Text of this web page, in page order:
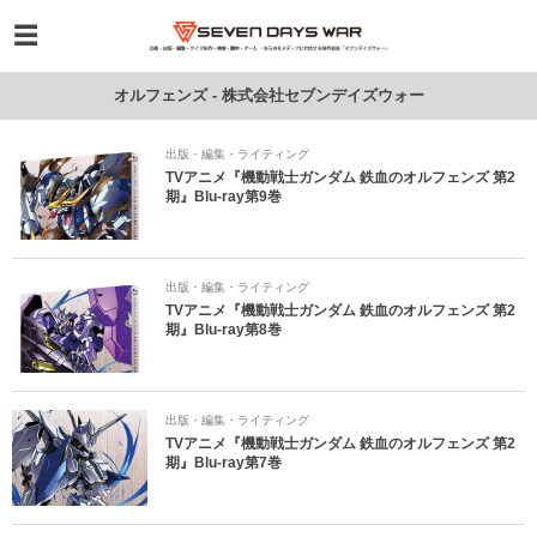
オルフェンズ - 株式会社セブンデイズウォー
出版・編集・ライティング
TVアニメ『機動戦士ガンダム 鉄血のオルフェンズ 第2
期』Blu-ray第9巻
出版・編集・ライティング
TVアニメ『機動戦士ガンダム 鉄血のオルフェンズ 第2
期』Blu-ray第8巻
出版・編集・ライティング
TVアニメ『機動戦士ガンダム 鉄血のオルフェンズ 第2
期』Blu-ray第7巻